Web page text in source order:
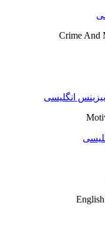
Crime And
انگلیسی